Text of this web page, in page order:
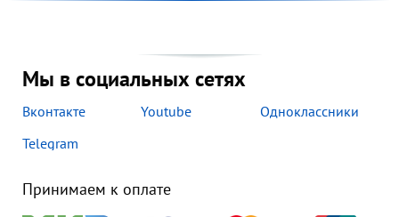
Мы в социальных сетях
Вконтакте Youtube
Одноклассники
Telegram
Принимаем к оплате